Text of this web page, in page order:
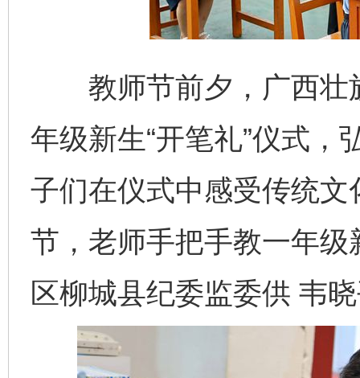
教师节前夕，广西壮
年级新生“开笔礼”仪式，
子们在仪式中感受传统文
节，老师手把手教一年级
区柳城县纪委监委供 韦